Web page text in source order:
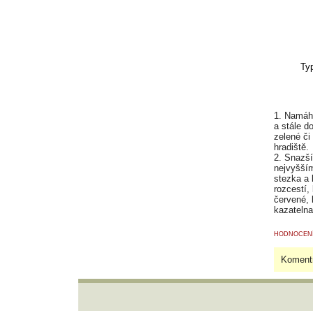
1.
a stále
zelené či
hradiště.
2.
stezka a
rozcestí,
červené,